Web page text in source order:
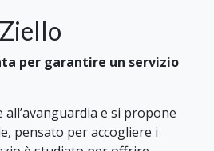
per garantire un servizio
e si propone
pensato per accogliere i